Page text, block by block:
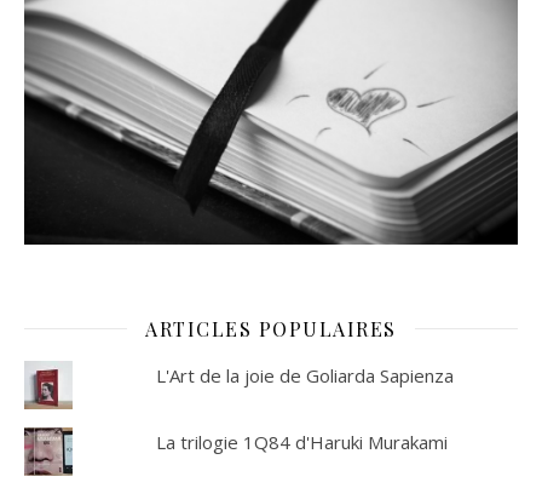
ARTICLES POPULAIRES
L'Art de la joie de Goliarda Sapienza
La trilogie 1Q84 d'Haruki Murakami